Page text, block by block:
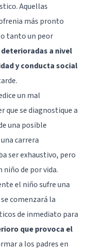
Aquellas
más pronto
tanto un peor
deterioradas a nivel
y conducta social
un mal
que se diagnostique a
una posible
carrera
ser exhaustivo, pero
niño de por vida.
el niño sufre una
comenzará la
de inmediato para
que provoca el
a los padres en